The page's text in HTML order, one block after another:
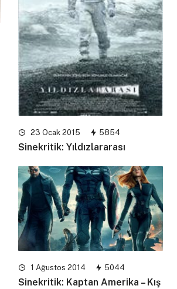
23 Ocak 2015 5854
Sinekritik: Yıldızlararası
1 Ağustos 2014 5044
Sinekritik: Kaptan Amerika – Kış